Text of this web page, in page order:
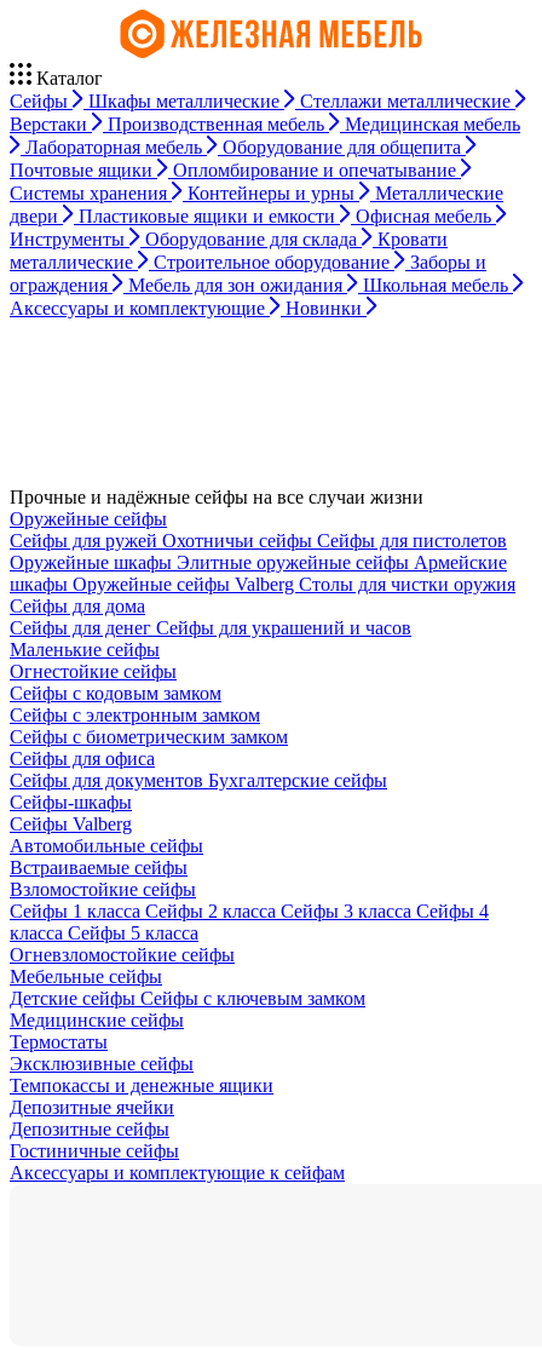
Каталог
Сейфы
Шкафы металлические
Стеллажи металлические
Верстаки
Производственная мебель
Медицинская мебель
Лабораторная мебель
Оборудование для общепита
Почтовые ящики
Опломбирование и опечатывание
Системы хранения
Контейнеры и урны
Металлические
двери
Пластиковые ящики и емкости
Офисная мебель
Инструменты
Оборудование для склада
Кровати
металлические
Строительное оборудование
Заборы и
ограждения
Мебель для зон ожидания
Школьная мебель
Аксессуары и комплектующие
Новинки
Прочные и надёжные сейфы на все случаи жизни
Оружейные сейфы
Сейфы для ружей Охотничьи сейфы Сейфы для пистолетов
Оружейные шкафы Элитные оружейные сейфы Армейские
шкафы Оружейные сейфы Valberg Столы для чистки оружия
Сейфы для дома
Сейфы для денег Сейфы для украшений и часов
Маленькие сейфы
Огнестойкие сейфы
Сейфы с кодовым замком
Сейфы с электронным замком
Сейфы с биометрическим замком
Сейфы для офиса
Сейфы для документов Бухгалтерские сейфы
Сейфы-шкафы
Сейфы Valberg
Автомобильные сейфы
Встраиваемые сейфы
Взломостойкие сейфы
Сейфы 1 класса Сейфы 2 класса Сейфы 3 класса Сейфы 4
класса Сейфы 5 класса
Огневзломостойкие сейфы
Мебельные сейфы
Детские сейфы Сейфы с ключевым замком
Медицинские сейфы
Термостаты
Эксклюзивные сейфы
Темпокассы и денежные ящики
Депозитные ячейки
Депозитные сейфы
Гостиничные сейфы
Аксессуары и комплектующие к сейфам